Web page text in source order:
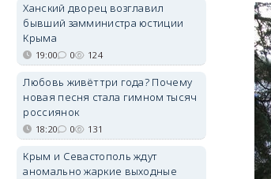
Ханский дворец возглавил
бывший замминистра юстиции
Крыма
19:00 0 124
Любовь живёт три года? Почему
новая песня стала гимном тысяч
россиянок
18:20 0 131
Крым и Севастополь ждут
аномально жаркие выходные